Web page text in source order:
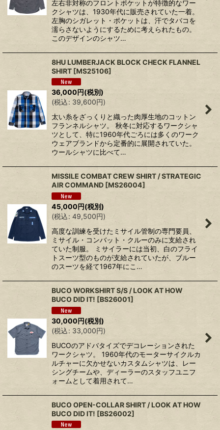
左右非対称のフロントポケットが特徴的なワー
クシャツは、1930年代に販売されていた一着。
左胸のシガレット・ポケットは、汗でタバコを
濡らさないようにするために考えられたもの。
このデザインのシャツ…
8HU LUMBERJACK BLOCK CHECK FLANNEL
SHIRT [MS25106]
36,000 円(税別)
(税込: 39,600円)
太い糸をざっくりと織った肉厚生地のコットン
フランネルシャツ。 秋冬に対応するワークシャ
ツとして、特に1960年代ごろには多くのワーク
ウェアブランドから定番的に展開されていた。
ウールシャツに比べて…
MISSILE COMBAT CREW SHIRT / STRATEGIC
AIR COMMAND [MS26004]
45,000円(税別)
(税込: 49,500円)
高度な訓練を受けたミサイル管制の専門要員、
ミサイル・コンバット・クルーのみに支給され
ていた制服。 ミサイラーには当初、白のフライ
トスーツ型のものが支給されていたが、ブルー
のスーツを経て1967年にこ…
BUCO WORKSHIRT S/S / LOOK AT HOW
BUCO DID IT! [BS26001]
30,000円(税別)
(税込: 33,000円)
BUCOのアドバタイズでデコレーションされた
ワークシャツ。 1960年代のモーターサイクルカ
ルチャーに欠かせないカスタムシャツは、レー
シングチームや、ディーラーのスタッフユニフ
ォームとして着用されて…
BUCO OPEN-COLLAR SHIRT / LOOK AT HOW
BUCO DID IT! [BS26002]